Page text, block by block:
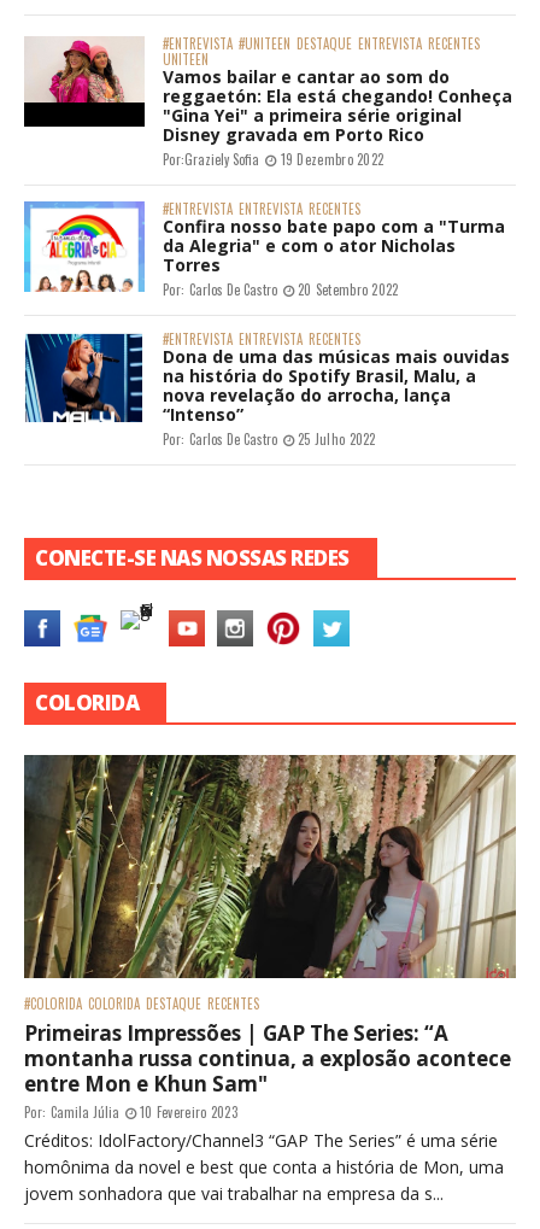
#ENTREVISTA #UNITEEN DESTAQUE ENTREVISTA RECENTES
UNITEEN
Vamos bailar e cantar ao som do
reggaetón: Ela está chegando! Conheça
"Gina Yei" a primeira série original
Disney gravada em Porto Rico
Por:Graziely Sofia 19 Dezembro 2022
#ENTREVISTA ENTREVISTA RECENTES
Confira nosso bate papo com a "Turma
da Alegria" e com o ator Nicholas
Torres
Por: Carlos De Castro 20 Setembro 2022
#ENTREVISTA ENTREVISTA RECENTES
Dona de uma das músicas mais ouvidas
na história do Spotify Brasil, Malu, a
nova revelação do arrocha, lança
“Intenso”
Por: Carlos De Castro 25 Julho 2022
CONECTE-SE NAS NOSSAS REDES
COLORIDA
#COLORIDA COLORIDA DESTAQUE RECENTES
Primeiras Impressões | GAP The Series: “A
montanha russa continua, a explosão acontece
entre Mon e Khun Sam"
Por: Camila Júlia 10 Fevereiro 2023
Créditos: IdolFactory/Channel3 “GAP The Series” é uma série
homônima da novel e best que conta a história de Mon, uma
jovem sonhadora que vai trabalhar na empresa da s...